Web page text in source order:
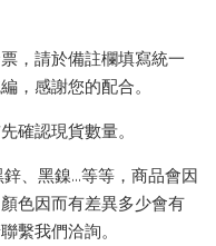
，請於備註欄填寫統一
，感謝您的配合。
確認現貨數量。
、黑鎳...等等，商品會因
色因而有差異多少會有
繫我們洽詢。